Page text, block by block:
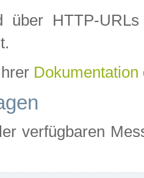
über HTTP-
Dokumentation
verfügbaren